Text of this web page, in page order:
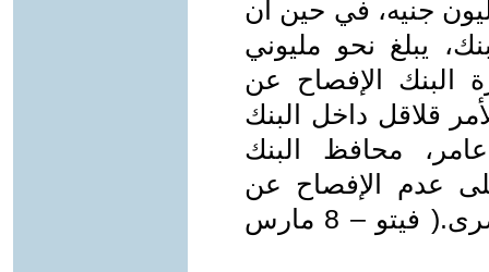
المصرى، يبلغ نحو 2.3 مليون جنيه، في حين أن
يبلغ نحو مليوني
البنك الإفصاح عن
قلاقل داخل البنك
محافظ البنك
عدم الإفصاح عن
راتبه الشخصى بالبنك المركزى المصرى.( فيتو – 8 مارس